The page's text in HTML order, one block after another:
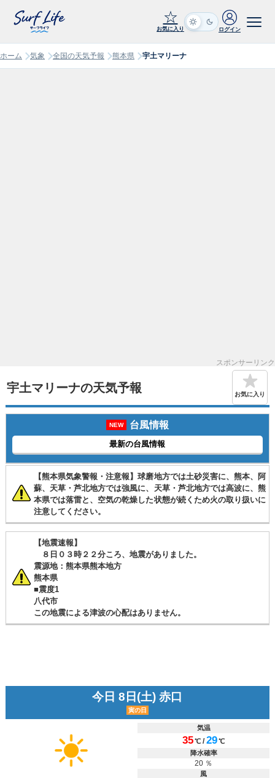
☆
お気に入り ログイン
ホーム 気象 全国の天気予報 熊本県 宇土マリーナ
スポンサーリンク
宇土マリーナの天気予報 お気に入り
NEW 台風情報
最新の台風情報
【熊本県気象警報・注意報】球磨地方では土砂災害に、熊本、阿
蘇、天草・芦北地方では強風に、天草・芦北地方では高波に、熊
本県では落雷と、空気の乾燥した状態が続くため火の取り扱いに
注意してください。
【地震速報】
８日０３時２２分ころ、地震がありました。
震源地：熊本県熊本地方
熊本県
■震度1
八代市
この地震による津波の心配はありません。
今日 8日(土) 赤口
寅の日
気温
35℃ /29℃
降水確率
20 ％
風